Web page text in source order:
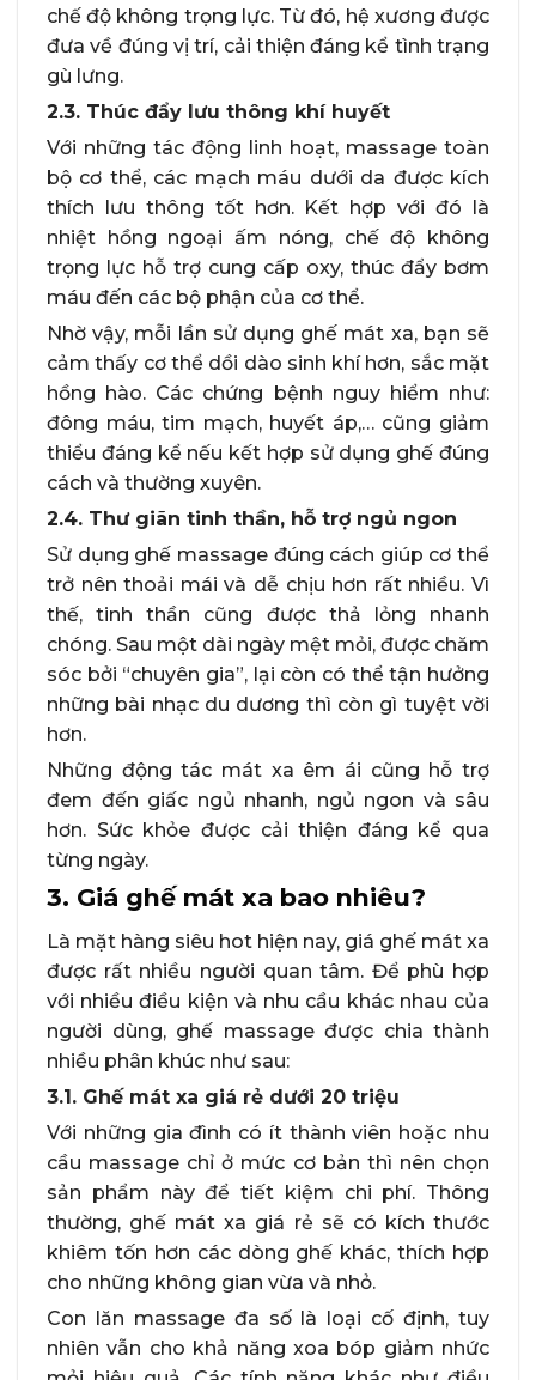
chế độ không trọng lực. Từ đó, hệ xương được
đưa về đúng vị trí, cải thiện đáng kể tình trạng
gù lưng.
2.3. Thúc đẩy lưu thông khí huyết
Với những tác động linh hoạt, massage toàn
bộ cơ thể, các mạch máu dưới da được kích
thích lưu thông tốt hơn. Kết hợp với đó là
nhiệt hồng ngoại ấm nóng, chế độ không
trọng lực hỗ trợ cung cấp oxy, thúc đẩy bơm
máu đến các bộ phận của cơ thể.
Nhờ vậy, mỗi lần sử dụng ghế mát xa, bạn sẽ
cảm thấy cơ thể dồi dào sinh khí hơn, sắc mặt
hồng hào. Các chứng bệnh nguy hiểm như:
đông máu, tim mạch, huyết áp,… cũng giảm
thiểu đáng kể nếu kết hợp sử dụng ghế đúng
cách và thường xuyên.
2.4. Thư giãn tinh thần, hỗ trợ ngủ ngon
Sử dụng ghế massage đúng cách giúp cơ thể
trở nên thoải mái và dễ chịu hơn rất nhiều. Vì
thế, tinh thần cũng được thả lỏng nhanh
chóng. Sau một dài ngày mệt mỏi, được chăm
sóc bởi “chuyên gia”, lại còn có thể tận hưởng
những bài nhạc du dương thì còn gì tuyệt vời
hơn.
Những động tác mát xa êm ái cũng hỗ trợ
đem đến giấc ngủ nhanh, ngủ ngon và sâu
hơn. Sức khỏe được cải thiện đáng kể qua
từng ngày.
3. Giá ghế mát xa bao nhiêu?
Là mặt hàng siêu hot hiện nay, giá ghế mát xa
được rất nhiều người quan tâm. Để phù hợp
với nhiều điều kiện và nhu cầu khác nhau của
người dùng, ghế massage được chia thành
nhiều phân khúc như sau:
3.1. Ghế mát xa giá rẻ dưới 20 triệu
Với những gia đình có ít thành viên hoặc nhu
cầu massage chỉ ở mức cơ bản thì nên chọn
sản phẩm này để tiết kiệm chi phí. Thông
thường, ghế mát xa giá rẻ sẽ có kích thước
khiêm tốn hơn các dòng ghế khác, thích hợp
cho những không gian vừa và nhỏ.
Con lăn massage đa số là loại cố định, tuy
nhiên vẫn cho khả năng xoa bóp giảm nhức